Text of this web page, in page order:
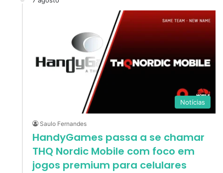
Notícias
Saulo Fernandes
HandyGames passa a se chamar
THQ Nordic Mobile com foco em
jogos premium para celulares